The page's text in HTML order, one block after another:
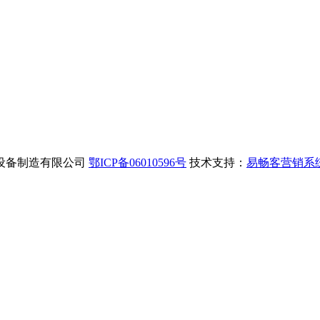
备制造有限公司 鄂ICP备06010596号 技术支持： 易畅客营销系